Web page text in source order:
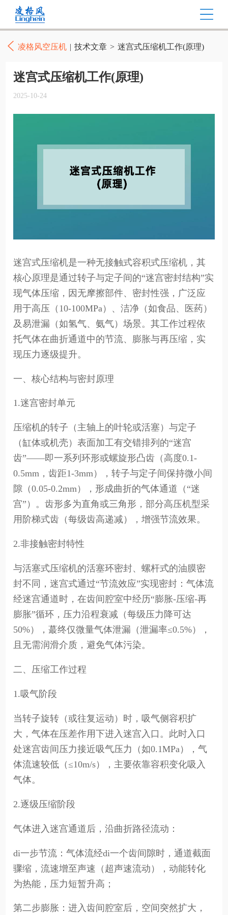
凌格风空压机 | 技术文章 > 迷宫式压缩机工作(原理)
迷宫式压缩机工作(原理)
2025-10-24
迷宫式压缩机是一种无接触式容积式压缩机，其
核心原理是通过转子与定子间的“迷宫密封结构”实
现气体压缩，因无摩擦部件、密封性强，广泛应
用于高压（10-100MPa）、洁净（如食品、医药）
及易泄漏（如氢气、氨气）场景。其工作过程依
托气体在曲折通道中的节流、膨胀与再压缩，实
现压力逐级提升。
一、核心结构与密封原理
1.迷宫密封单元
压缩机的转子（主轴上的叶轮或活塞）与定子
（缸体或机壳）表面加工有交错排列的“迷宫
齿”——即一系列环形或螺旋形凸齿（高度0.1-
0.5mm，齿距1-3mm），转子与定子间保持微小间
隙（0.05-0.2mm），形成曲折的气体通道（“迷
宫”）。齿形多为直角或三角形，部分高压机型采
用阶梯式齿（每级齿高递减），增强节流效果。
2.非接触密封特性
与活塞式压缩机的活塞环密封、螺杆式的油膜密
封不同，迷宫式通过“节流效应”实现密封：气体流
经迷宫通道时，在齿间腔室中经历“膨胀-压缩-再
膨胀”循环，压力沿程衰减（每级压力降可达
50%），蕞终仅微量气体泄漏（泄漏率≤0.5%），
且无需润滑介质，避免气体污染。
二、压缩工作过程
1.吸气阶段
当转子旋转（或往复运动）时，吸气侧容积扩
大，气体在压差作用下进入迷宫入口。此时入口
处迷宫齿间压力接近吸气压力（如0.1MPa），气
体流速较低（≤10m/s），主要依靠容积变化吸入
气体。
2.逐级压缩阶段
气体进入迷宫通道后，沿曲折路径流动：
di一步节流：气体流经di一个齿间隙时，通道截面
骤缩，流速增至声速（超声速流动），动能转化
为热能，压力短暂升高；
第二步膨胀：进入齿间腔室后，空间突然扩大，